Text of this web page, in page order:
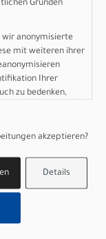
für
S
Gründen
anonymisierte
mit weiteren ihrer
Ihrer
zu bedenken,
akzeptieren?
Details